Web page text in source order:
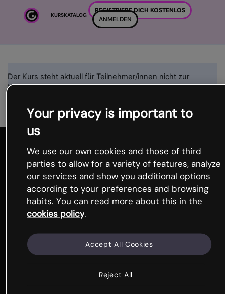
KURSKATALOG
REGISTRIERE DICH KOSTENLOS
ANMELDEN
Der Kurs steht aktuell für Teilnehmer/innen nicht zur
Verfügung.
Weiter
Produkt
Vorlagen
Warum Genially?
Erste Schritte
Your privacy is important to
us
We use our own cookies and those of third
parties to allow for a variety of features, analyze
our services and show you additional options
according to your preferences and browsing
habits. You can read more about this in the
cookies policy.
Reject All
Accept All Cookies